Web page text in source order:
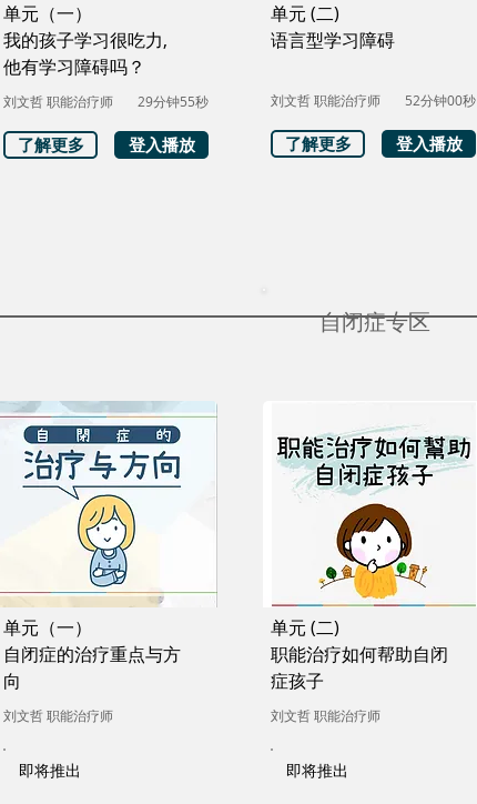
单元（一）
我的孩子学习很吃力,
他有学习障碍吗？
刘文哲 职能治疗师 29分钟55秒
了解更多 登入播放
单元 (二)
语言型学习障碍
刘文哲 职能治疗师 52分钟00秒
了解更多 登入播放
自闭症专区
单元（一）
自闭症的治疗重点与方
向
刘文哲 职能治疗师
即将推出
单元 (二)
职能治疗如何帮助自闭
症孩子
刘文哲 职能治疗师
即将推出